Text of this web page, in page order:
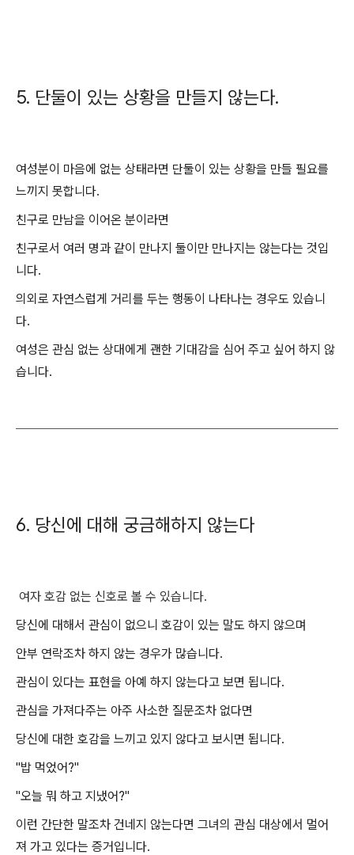
5. 단둘이 있는 상황을 만들지 않는다.
여성분이 마음에 없는 상태라면 단둘이 있는 상황을 만들 필요를
느끼지 못합니다.
친구로 만남을 이어온 분이라면
친구로서 여러 명과 같이 만나지 둘이만 만나지는 않는다는 것입
니다.
의외로 자연스럽게 거리를 두는 행동이 나타나는 경우도 있습니
다.
여성은 관심 없는 상대에게 괜한 기대감을 심어 주고 싶어 하지 않
습니다.
6. 당신에 대해 궁금해하지 않는다
여자 호감 없는 신호로 볼 수 있습니다.
당신에 대해서 관심이 없으니 호감이 있는 말도 하지 않으며
안부 연락조차 하지 않는 경우가 많습니다.
관심이 있다는 표현을 아예 하지 않는다고 보면 됩니다.
관심을 가져다주는 아주 사소한 질문조차 없다면
당신에 대한 호감을 느끼고 있지 않다고 보시면 됩니다.
"밥 먹었어?"
"오늘 뭐 하고 지냈어?"
이런 간단한 말조차 건네지 않는다면 그녀의 관심 대상에서 멀어
져 가고 있다는 증거입니다.